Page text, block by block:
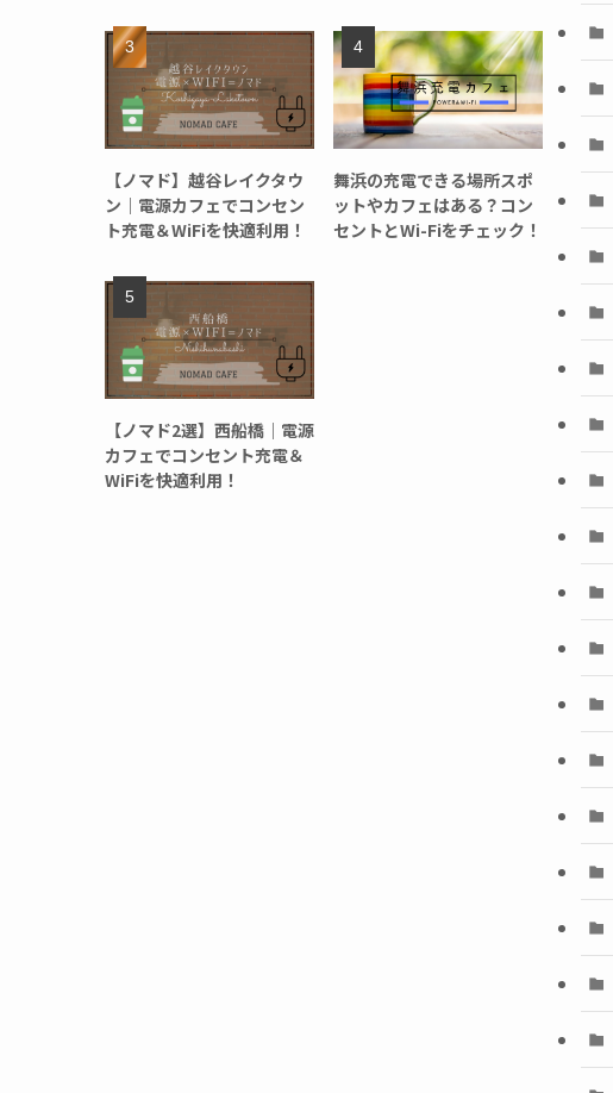
【ノマド】越谷レイクタウ
ン｜電源カフェでコンセン
ト充電＆WiFiを快適利用！
舞浜の充電できる場所スポ
ットやカフェはある？コン
セントとWi-Fiをチェック！
【ノマド2選】西船橋｜電源
カフェでコンセント充電＆
WiFiを快適利用！